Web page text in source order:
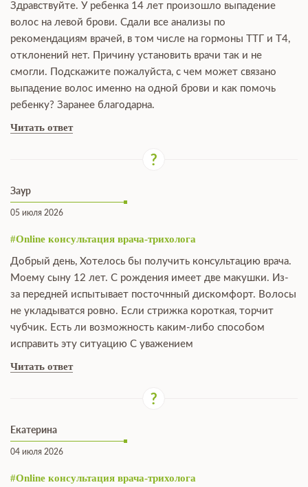
Здравствуйте. У ребенка 14 лет произошло выпадение
волос на левой брови. Сдали все анализы по
рекомендациям врачей, в том числе на гормоны ТТГ и Т4,
отклонений нет. Причину установить врачи так и не
смогли. Подскажите пожалуйста, с чем может связано
выпадение волос именно на одной брови и как помочь
ребенку? Заранее благодарна.
Читать ответ
Заур
05 июля 2026
#Online консультация врача-трихолога
Добрый день, Хотелось бы получить консультацию врача.
Моему сыну 12 лет. С рождения имеет две макушки. Из-
за передней испытывает посточнный дискомфорт. Волосы
не укладыватся ровно. Если стрижка короткая, торчит
чубчик. Есть ли возможность каким-либо способом
исправить эту ситуацию С уважением
Читать ответ
Екатерина
04 июля 2026
#Online консультация врача-трихолога